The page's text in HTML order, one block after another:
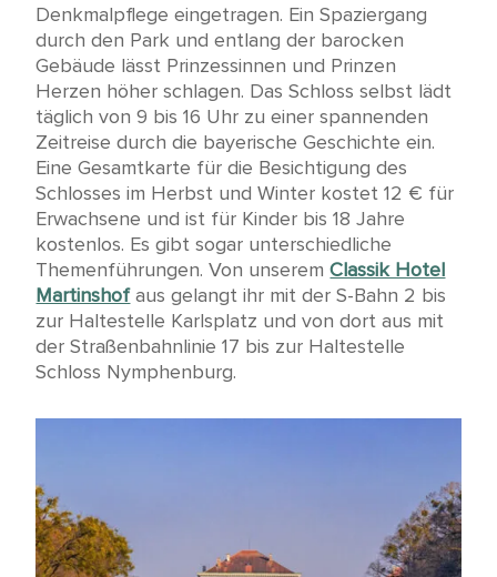
Denkmalpflege eingetragen. Ein Spaziergang
durch den Park und entlang der barocken
Gebäude lässt Prinzessinnen und Prinzen
Herzen höher schlagen. Das Schloss selbst lädt
täglich von 9 bis 16 Uhr zu einer spannenden
Zeitreise durch die bayerische Geschichte ein.
Eine Gesamtkarte für die Besichtigung des
Schlosses im Herbst und Winter kostet 12 € für
Erwachsene und ist für Kinder bis 18 Jahre
kostenlos. Es gibt sogar unterschiedliche
Themenführungen. Von unseremClassik Hotel
Martinshofaus gelangt ihr mit der S-Bahn 2 bis
zur Haltestelle Karlsplatz und von dort aus mit
der Straßenbahnlinie 17 bis zur Haltestelle
Schloss Nymphenburg.